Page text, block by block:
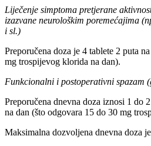
Liječenje simptoma pretjerane
izazvane neurološkim poremećajima
i sl.)
Preporučena doza je 4 tablete 2 puta
mg trospijevog klorida na dan).
Funkcionalni i postoperativni spazam
Preporučena dnevna doza iznosi 1 do
na dan (što odgovara 15 do 30 mg
Maksimalna dozvoljena dnevna doza